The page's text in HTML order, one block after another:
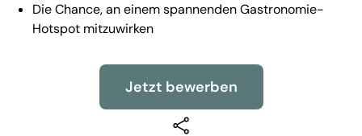
Die Chance, an einem spannenden Gastronomie-
Hotspot mitzuwirken
Jetzt bewerben